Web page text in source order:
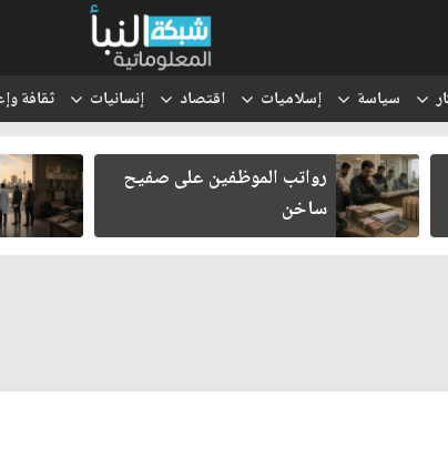
سياسة إسلاميات اقتصاد إنسانيات ثقافة
رواتب الموظفين على صفيح
ساخن